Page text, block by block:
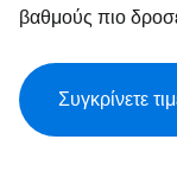
βαθμούς πιο
Συγκρίνετε